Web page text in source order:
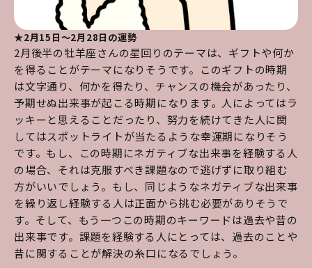
★2月15日～2月28日の運勢
2月後半の牡羊座さんの星回りのテーマは、ギフトや何か
を得ることがテーマになりそうです。このギフトの時期
は文字通り、何かを得たり、チャンスの機会があったり、
予期せぬ出来事が起こる時期になります。人によってはラ
ッキーと思えることだったり、努力を続けてきた人に関
してはスポットライトが当たるような幸運期になりそう
です。もし、この時期にネガティブな出来事を経験する人
の場合、それは克服すべき課題なので逃げずに取り組む
方がいいでしょう。もし、同じようなネガティブな出来事
を繰り返し経験する人は正面から挑む必要がありそうで
す。そして、もう一つこの時期のキーワードは過去や昔の
出来事です。課題を経験する人にとっては、過去のことや
昔に関することが解決の糸口になるでしょう。